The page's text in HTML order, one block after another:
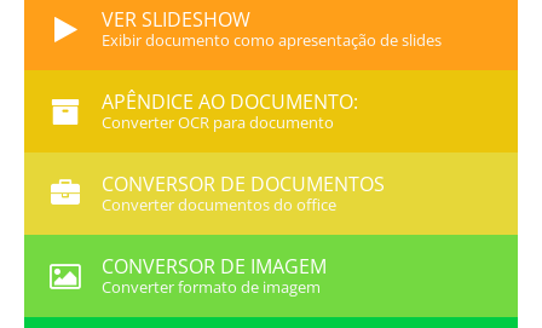
VER SLIDESHOW
Exibir documento como apresentação de slides
APÊNDICE AO DOCUMENTO:
Converter OCR para documento
CONVERSOR DE DOCUMENTOS
Converter documentos do office
CONVERSOR DE IMAGEM
Converter formato de imagem